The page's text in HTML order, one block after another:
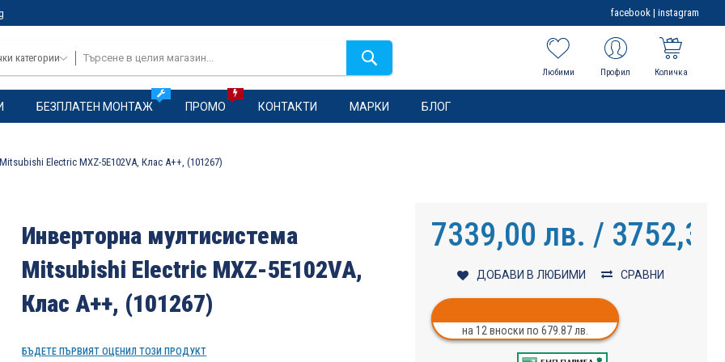
facebook | instagram
категории
Любими Профил Количка
БЕЗПЛАТЕН МОНТАЖ ПРОМО КОНТАКТИ МАРКИ БЛОГ
Electric MXZ-5E102VA, Клас А++, (101267)
Инверторна мултисистема
Mitsubishi Electric MXZ-5E102VA,
Клас А++, (101267)
БЪДЕТЕ ПЪРВИЯТ ОЦЕНИЛ ТОЗИ ПРОДУКТ
7339,00 лв. / 3752,37
ДОБАВИ В ЛЮБИМИ СРАВНИ
на 12 вноски по 679.87 лв.